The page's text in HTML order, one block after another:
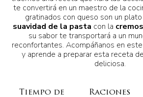
te convertirá en un maestro de la
gratinados con queso son un
suavidad de la pasta con la
su sabor te transportará a un
reconfortantes. Acompáñanos en
y aprende a preparar esta receta
deliciosa.
Tiempo de
Raciones